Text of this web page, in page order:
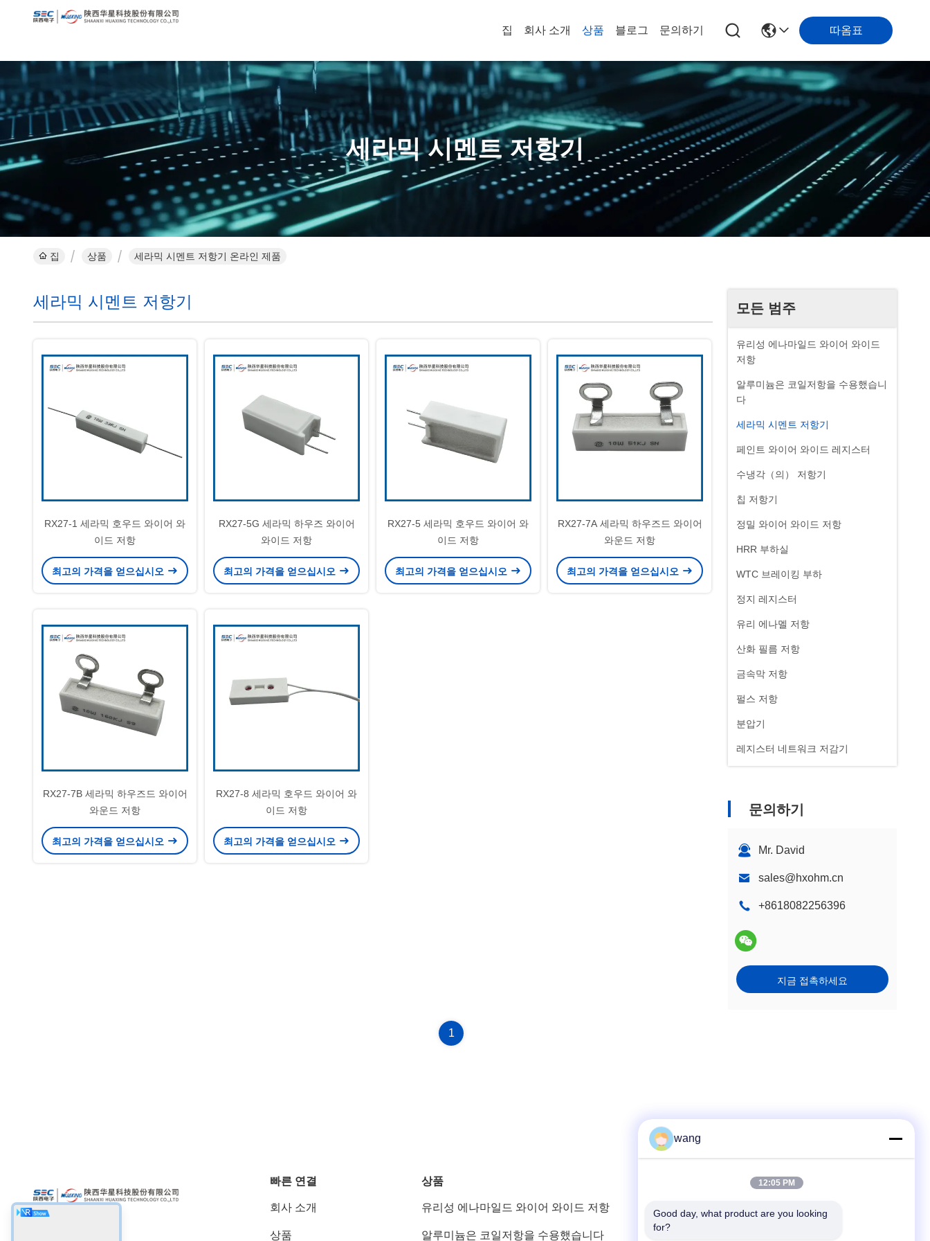
집 회사 소개 상품 블로그 문의하기 따옴표
세라믹 시멘트 저항기
집 상품 세라믹 시멘트 저항기 온라인 제품
모든 범주
유리성 에나마일드 와이어 와이드
저항
알루미늄은 코일저항을 수용했습니
다
세라믹 시멘트 저항기
페인트 와이어 와이드 레지스터
수냉각（의） 저항기
칩 저항기
정밀 와이어 와이드 저항
HRR 부하실
WTC 브레이킹 부하
정지 레지스터
유리 에나멜 저항
산화 필름 저항
금속막 저항
펄스 저항
분압기
레지스터 네트워크 저감기
문의하기
Mr. David
sales@hxohm.cn
+8618082256396
지금 접촉하세요
세라믹 시멘트 저항기
RX27-1 세라믹 호우드 와이어 와
이드 저항
최고의 가격을 얻으십시오
RX27-5G 세라믹 하우즈 와이어
와이드 저항
최고의 가격을 얻으십시오
RX27-5 세라믹 호우드 와이어 와
이드 저항
최고의 가격을 얻으십시오
RX27-7A 세라믹 하우즈드 와이어
와운드 저항
최고의 가격을 얻으십시오
RX27-7B 세라믹 하우즈드 와이어
와운드 저항
최고의 가격을 얻으십시오
RX27-8 세라믹 호우드 와이어 와
이드 저항
최고의 가격을 얻으십시오
1
빠른 연결
회사 소개
상품
상품
유리성 에나마일드 와이어 와이드 저항
알루미늄은 코일저항을 수용했습니다
Tel
wang
12:05 PM
Good day, what product are you looking
for?